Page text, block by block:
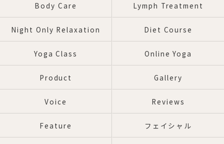
Body Care Lymph Treatment
Night Only Relaxation Diet Course
Yoga Class Online Yoga
Product Gallery
Voice Reviews
Feature フェイシャル